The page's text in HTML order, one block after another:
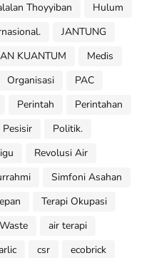
Thoyyiban
Hulum
JANTUNG
KUANTUM
Medis
Organisasi
PAC
Perintah
Perintahan
Pesisir
Politik.
Revolusi Air
Simfoni Asahan
Terapi Okupasi
air terapi
csr
ecobrick